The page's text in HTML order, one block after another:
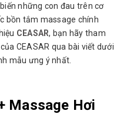
những con đau trên cơ
bồn tắm massage chính
CEASAR, bạn hãy tham
CEASAR qua bài viết dưới
mẫu ưng ý nhất.
Massage Hơi